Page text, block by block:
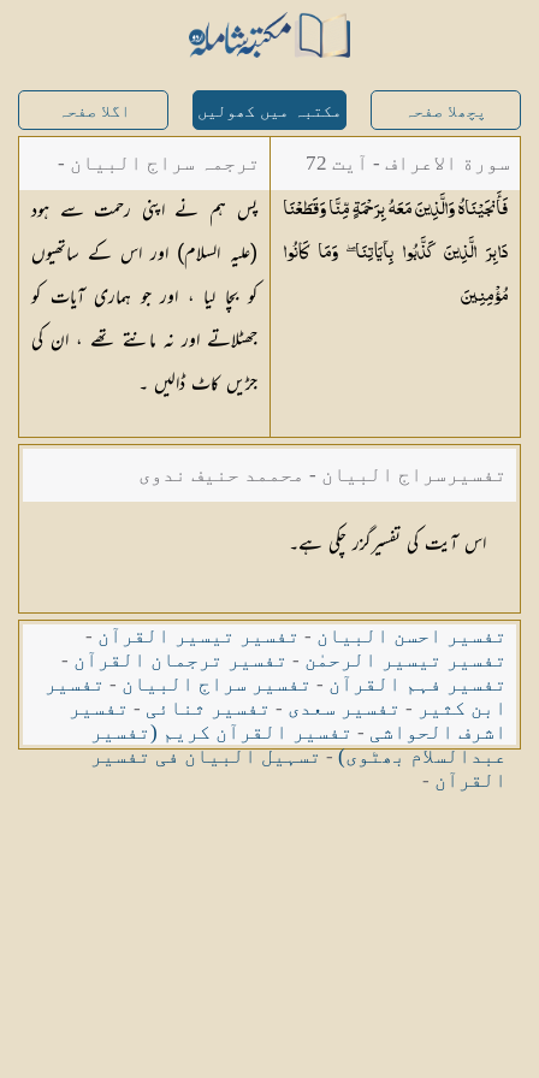
پچھلا صفحہ مکتبہ میں کھولیں اگلا صفحہ
سورة الاعراف - آیت 72
فَأَنجَيْنَاهُ وَالَّذِينَ مَعَهُ بِرَحْمَةٍ مِّنَّا وَقَطَعْنَا
دَابِرَ الَّذِينَ كَذَّبُوا بِآيَاتِنَا ۖ وَمَا كَانُوا
مُؤْمِنِينَ
ترجمہ سراج البیان -
مستفاد از ترجمتین
شاہ عبدالقادر دھلوی/
شاہ رفیع الدین دھلوی
پس ہم نے اپنی رحمت سے ہود
(علیہ السلام) اور اس کے ساتھیوں
کو بچا لیا ، اور جو ہماری آیات کو
جھٹلاتے اور نہ مانتے تھے ، ان کی
جڑیں کاٹ ڈالیں ۔
تفسیرسراج البیان - محممد حنیف ندوی
اس آیت کی تفسیرگزر چکی ہے۔
تفسیر احسن البیان - تفسیر تیسیر القرآن -
تفسیر تیسیر الرحمٰن - تفسیر ترجمان القرآن -
تفسیر فہم القرآن - تفسیر سراج البیان - تفسیر
ابن کثیر - تفسیر سعدی - تفسیر ثنائی - تفسیر
اشرف الحواشی - تفسیر القرآن کریم (تفسیر
عبدالسلام بھٹوی)-تسہیل البیان فی تفسیر
القرآن -